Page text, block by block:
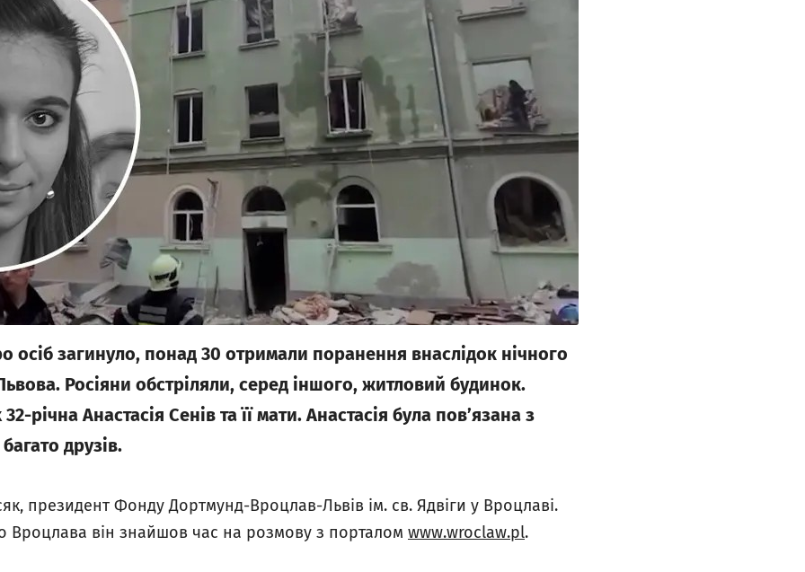
загинуло, понад 30 отримали поранення внаслідок нічного
Росіяни обстріляли, серед іншого, житловий будинок.
річна Анастасія Сенів та її мати. Анастасія була пов’язана з
друзів.
президент Фонду Дортмунд-Вроцлав-Львів ім. св. Ядвіги у Вроцлаві.
Вроцлава він знайшов час на розмову з порталом www.wroclaw.pl.